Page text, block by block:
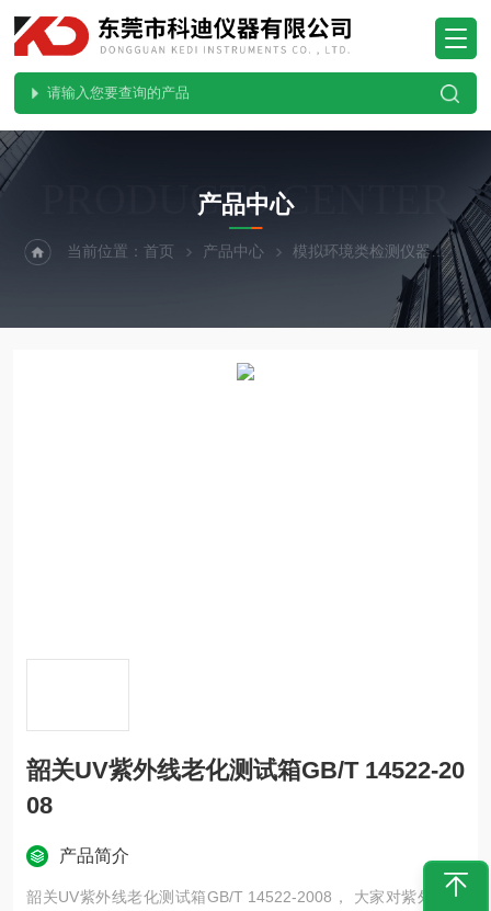
PRODUCTS CENTER
产品中心
当前位置：首页 产品中心 模拟环境类检测仪器 紫
韶关UV紫外线老化测试箱GB/T 14522-20
08
产品简介
韶关UV紫外线老化测试箱GB/T 14522-2008， 大家对紫外线耐